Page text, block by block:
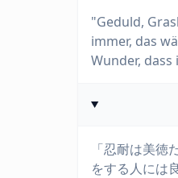
"Geduld,
immer, das
Wunder,
「忍耐は美
をする人には